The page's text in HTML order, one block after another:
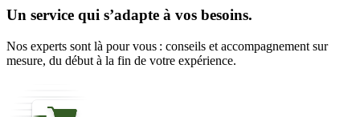
Un service qui s’adapte à vos besoins.
Nos experts sont là pour vous : conseils et accompagnement sur
mesure, du début à la fin de votre expérience.